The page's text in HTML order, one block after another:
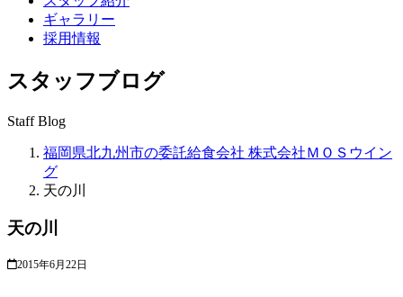
ギャラリー
採用情報
スタッフブログ
Staff Blog
福岡県北九州市の委託給食会社 株式会社ＭＯＳウイン
グ
天の川
天の川
2015年6月22日